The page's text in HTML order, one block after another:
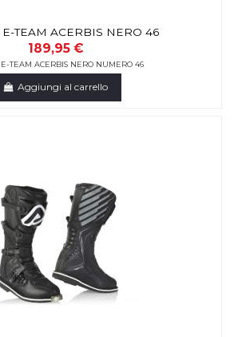
E-TEAM ACERBIS NERO 46
189,95 €
TEAM ACERBIS NERO NUMERO 46
Aggiungi al carrello